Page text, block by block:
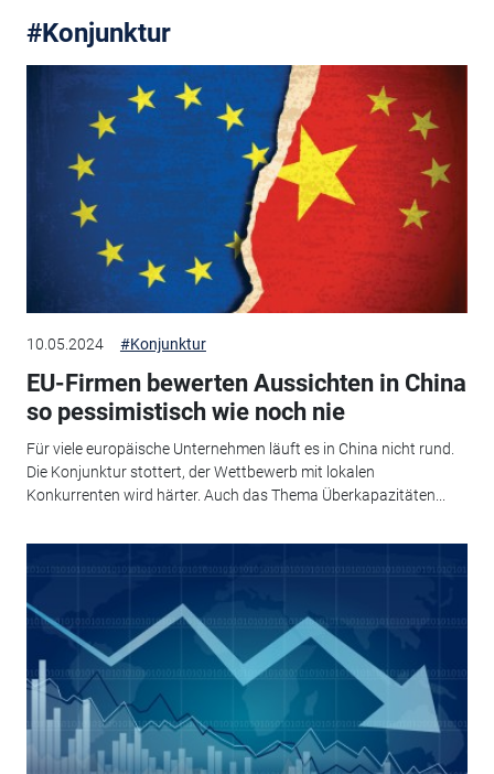
#Konjunktur
10.05.2024 #Konjunktur
EU-Firmen bewerten Aussichten in China
so pessimistisch wie noch nie
Für viele europäische Unternehmen läuft es in China nicht rund.
Die Konjunktur stottert, der Wettbewerb mit lokalen
Konkurrenten wird härter. Auch das Thema Überkapazitäten...